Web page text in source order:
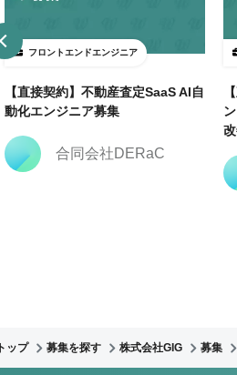
フロントエンドエンジニア
【直接契約】不動産査定SaaS AI自
動化エンジニア募集
合同会社DERaC
トップ 募集を探す 株式会社GIG 募集